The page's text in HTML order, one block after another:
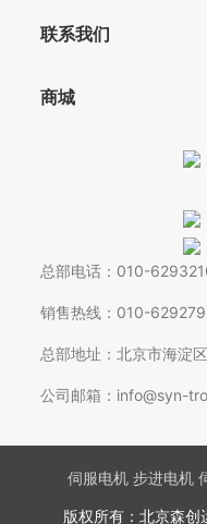
联系我们
商城
总部电话：010-
销售热线：010-
总部地址：北京市海淀
公司邮箱：info@syn-
伺服电机 步进电机
版权所有：北京森